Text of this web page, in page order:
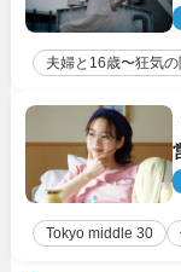
夫婦と16歳〜狂気の
Tokyo middle 30